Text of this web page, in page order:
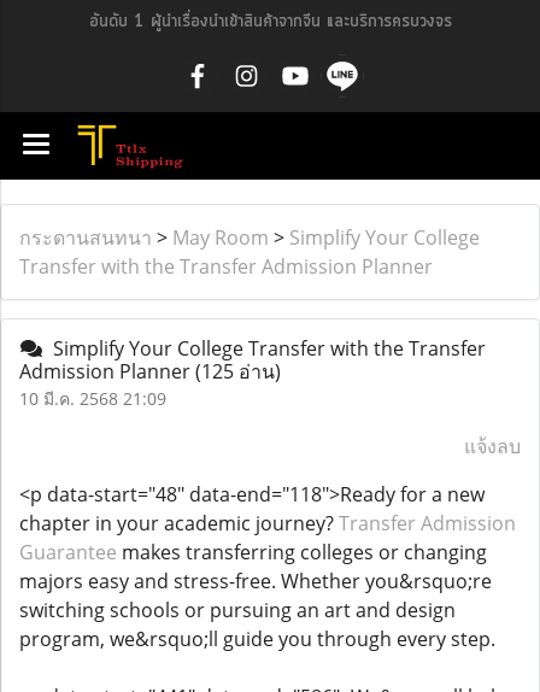
อันดับ 1 ผู้นำเรื่องนำเข้าสินค้าจากจีน และบริการครบวงจร
กระดานสนทนา > May Room > Simplify Your College
Transfer with the Transfer Admission Planner
Simplify Your College Transfer with the Transfer
Admission Planner(125 อ่าน)
10 มี.ค. 2568 21:09
แจ้งลบ
<p data-start="48" data-end="118">Ready for a new
chapter in your academic journey?Transfer Admission
Guarantee makes transferring colleges or changing
majors easy and stress-free. Whether you&rsquo;re
switching schools or pursuing an art and design
program, we&rsquo;ll guide you through every step.